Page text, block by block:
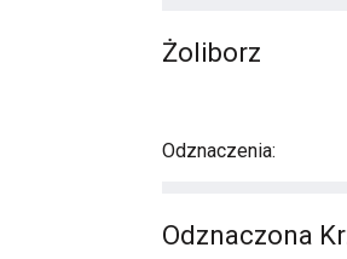
Żoliborz
Odznaczenia:
Odznaczona